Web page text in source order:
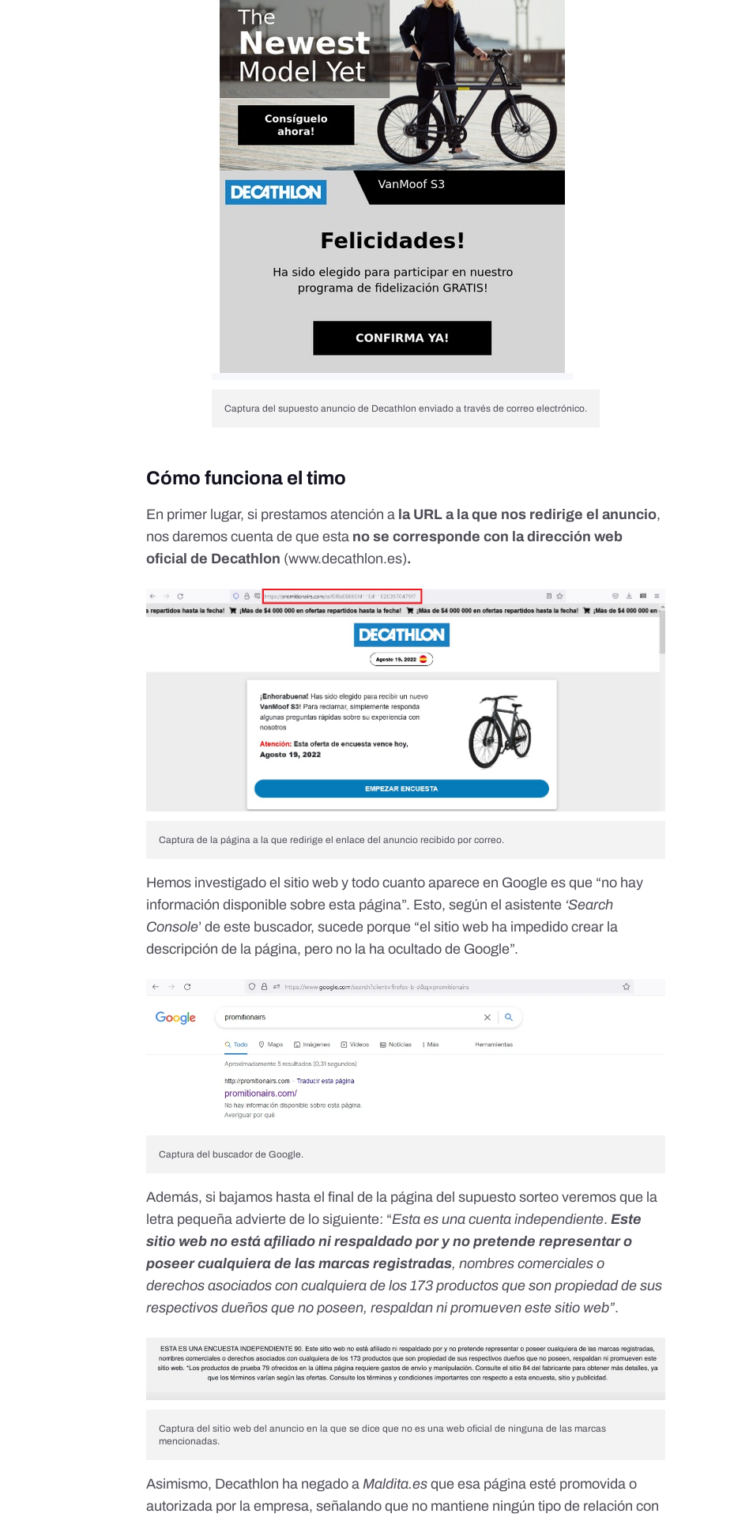
Captura del supuesto anuncio de Decathlon enviado a través de correo electrónico.
Cómo funciona el timo
En primer lugar, si prestamos atención a la URL a la que nos redirige el anuncio,
nos daremos cuenta de que esta no se corresponde con la dirección web
oficial de Decathlon (www.decathlon.es).
Captura de la página a la que redirige el enlace del anuncio recibido por correo.
Hemos investigado el sitio web y todo cuanto aparece en Google es que “no hay
información disponible sobre esta página”. Esto,según el asistente ‘Search
Console’ de este buscador, sucede porque “el sitio web ha impedido crear la
descripción de la página, pero no la ha ocultado de Google”.
Captura del buscador de Google.
Además, si bajamos hasta el final de la página del supuesto sorteo veremos que la
letra pequeña advierte de lo siguiente: “Esta es una cuenta independiente.Este
sitio web no está afiliado ni respaldado por y no pretende representar o
poseer cualquiera de las marcas registradas, nombres comerciales o
derechos asociados con cualquiera de los 173 productos que son propiedad de sus
respectivos dueños que no poseen, respaldan ni promueven este sitio web”.
Captura del sitio web del anuncio en la que se dice que no es una web oficial de ninguna de las marcas
mencionadas.
Asimismo, Decathlon ha negado aMaldita.esque esa página esté promovida o
autorizada por la empresa, señalando que no mantiene ningún tipo de relación con